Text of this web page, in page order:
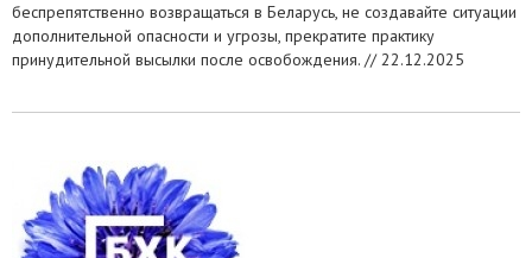
беспрепятственно возвращаться в Беларусь, не создавайте ситуации
дополнительной опасности и угрозы, прекратите практику
принудительной высылки после освобождения. //22.12.2025